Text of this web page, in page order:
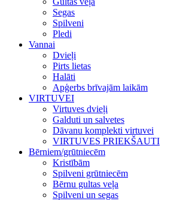
Segas
Spilveni
Pledi
Vannai
Dvieļi
Pirts lietas
Halāti
Apģerbs brīvajām laikām
VIRTUVEI
Virtuves dvieļi
Galduti un salvetes
Dāvanu komplekti virtuvei
VIRTUVES PRIEKŠAUTI
Bērniem/grūtniecēm
Kristībām
Spilveni grūtniecēm
Bērnu gultas veļa
Spilveni un segas